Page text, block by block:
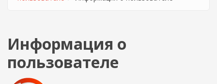
Информация о
пользователе